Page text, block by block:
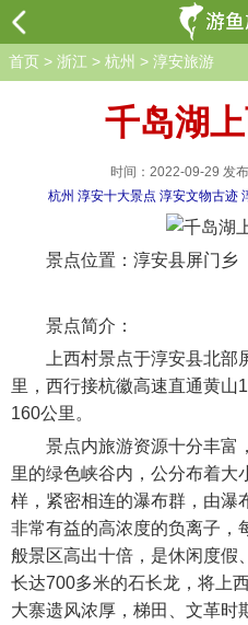
首页 > 浙江 > 杭州 > 淳安旅游
千岛湖
时间：2022-09-29 发
杭州 淳安十大景点 淳安文物古迹
景点位置：淳安县屏门乡
景点简介：
上西村景点于淳安县北部
里，西行接杭徽高速直通黄山
160公里。
景点内旅游资源十分丰富
里的绿色峡谷内，公分布着大
样，紧密相连的瀑布群，由瀑
非常有益的高浓度的负离子，
般景区高出十倍，是休闲度假
长达700多米的石长龙，将上
大寨遗风浓厚，梯田、文革时